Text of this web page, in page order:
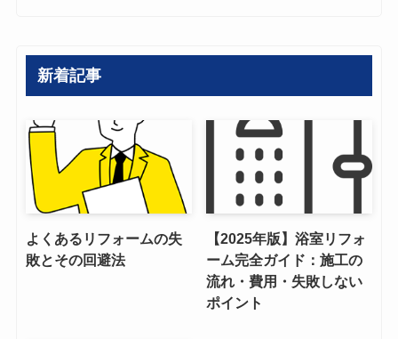
新着記事
よくあるリフォームの失
敗とその回避法
【2025年版】浴室リフォ
ーム完全ガイド：施工の
流れ・費用・失敗しない
ポイント